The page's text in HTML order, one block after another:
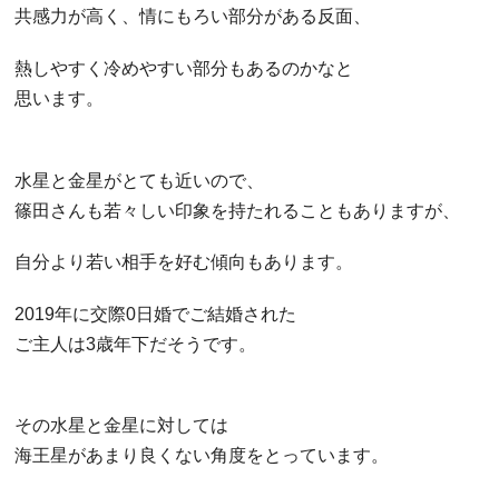
共感力が高く、情にもろい部分がある反面、
熱しやすく冷めやすい部分もあるのかなと
思います。
水星と金星がとても近いので、
篠田さんも若々しい印象を持たれることもありますが、
自分より若い相手を好む傾向もあります。
2019年に交際0日婚でご結婚された
ご主人は3歳年下だそうです。
その水星と金星に対しては
海王星があまり良くない角度をとっています。